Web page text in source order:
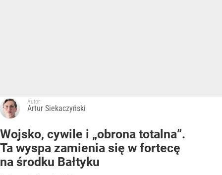
Autor:
Artur Siekaczyński
Wojsko, cywile i „obrona totalna”.
Ta wyspa zamienia się w fortecę
na środku Bałtyku